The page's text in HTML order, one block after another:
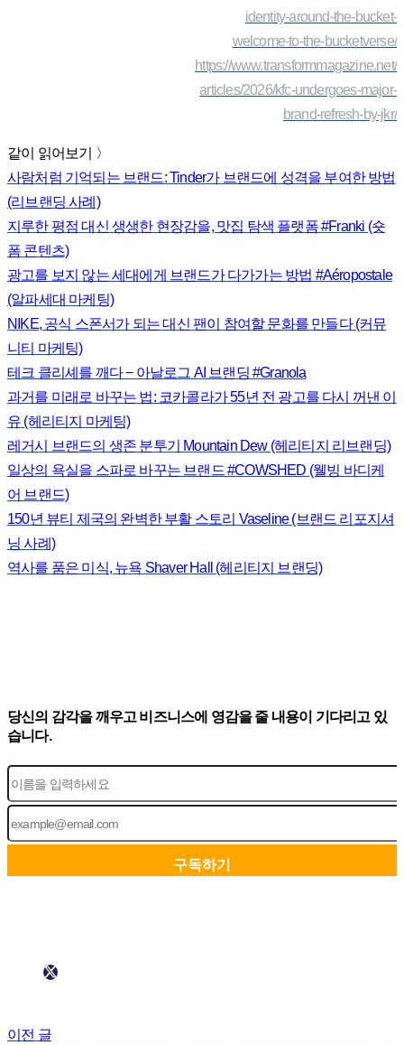
identity-around-the-bucket-
welcome-to-the-bucketverse/
https://www.transformmagazine.net/
articles/2026/kfc-undergoes-major-
brand-refresh-by-jkr/
같이 읽어보기 〉
사람처럼 기억되는 브랜드: Tinder가 브랜드에 성격을 부여한 방법
(리브랜딩 사례)
지루한 평점 대신 생생한 현장감을, 맛집 탐색 플랫폼 #Franki (숏
폼 콘텐츠)
광고를 보지 않는 세대에게 브랜드가 다가가는 방법 #Aéropostale
(알파세대 마케팅)
NIKE, 공식 스폰서가 되는 대신 팬이 참여할 문화를 만들다 (커뮤
니티 마케팅)
테크 클리셰를 깨다 − 아날로그 AI 브랜딩 #Granola
과거를 미래로 바꾸는 법: 코카콜라가 55년 전 광고를 다시 꺼낸 이
유 (헤리티지 마케팅)
레거시 브랜드의 생존 분투기 Mountain Dew (헤리티지 리브랜딩)
일상의 욕실을 스파로 바꾸는 브랜드 #COWSHED (웰빙 바디케
어 브랜드)
150년 뷰티 제국의 완벽한 부활 스토리 Vaseline (브랜드 리포지셔
닝 사례)
역사를 품은 미식, 뉴욕 Shaver Hall (헤리티지 브랜딩)
당신의 감각을 깨우고 비즈니스에 영감을 줄 내용이 기다리고 있
습니다.
이전 글